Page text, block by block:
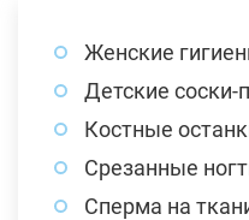
Женские
Детские
Костные
Срезанные
Сперма на